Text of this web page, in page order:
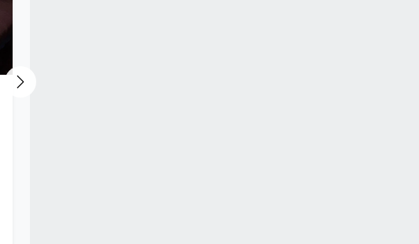
Next